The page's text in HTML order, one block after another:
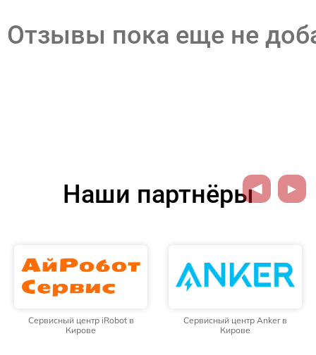
Отзывы пока еще не
Наши партнёры
Сервисный центр iRobot в
Кирове
Сервисный центр Anker в
Кирове